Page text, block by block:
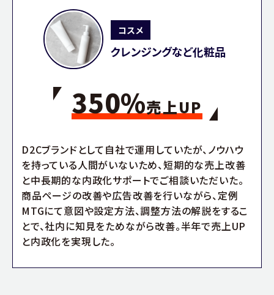
コスメ
クレンジングなど化粧品
350%売上UP
D2Cブランドとして自社で運用していたが、ノウハウ
を持っている人間がいないため、短期的な売上改善
と中長期的な内政化サポートでご相談いただいた。
商品ページの改善や広告改善を行いながら、定例
MTGにて意図や設定方法、調整方法の解説をするこ
とで、社内に知見をためながら改善。半年で売上UP
と内政化を実現した。